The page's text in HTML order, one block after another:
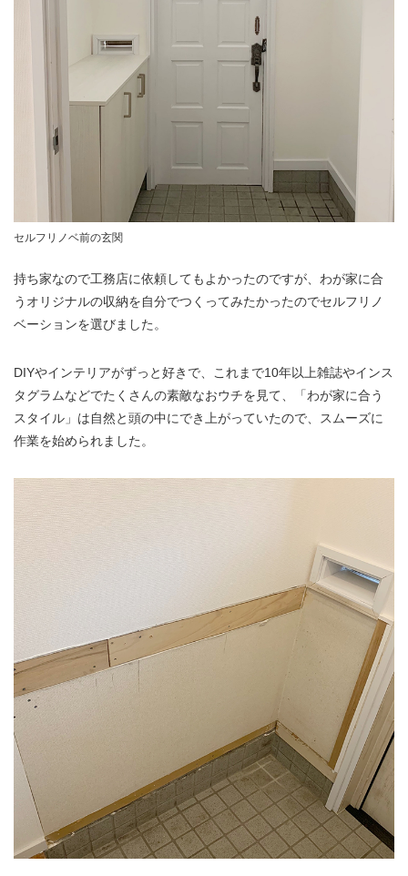
セルフリノベ前の玄関
持ち家なので工務店に依頼してもよかったのですが、わが家に合
うオリジナルの収納を自分でつくってみたかったのでセルフリノ
ベーションを選びました。
DIYやインテリアがずっと好きで、これまで10年以上雑誌やインス
タグラムなどでたくさんの素敵なおウチを見て、「わが家に合う
スタイル」は自然と頭の中にでき上がっていたので、スムーズに
作業を始められました。